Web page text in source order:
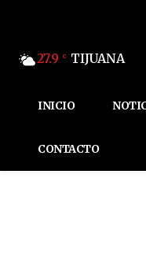
27.9 C TIJUANA
INICIO
CONTACTO